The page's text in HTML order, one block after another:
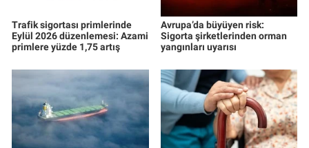
Trafik sigortası primlerinde
Eylül 2026 düzenlemesi: Azami
primlere yüzde 1,75 artış
Avrupa’da büyüyen risk:
Sigorta şirketlerinden orman
yangınları uyarısı